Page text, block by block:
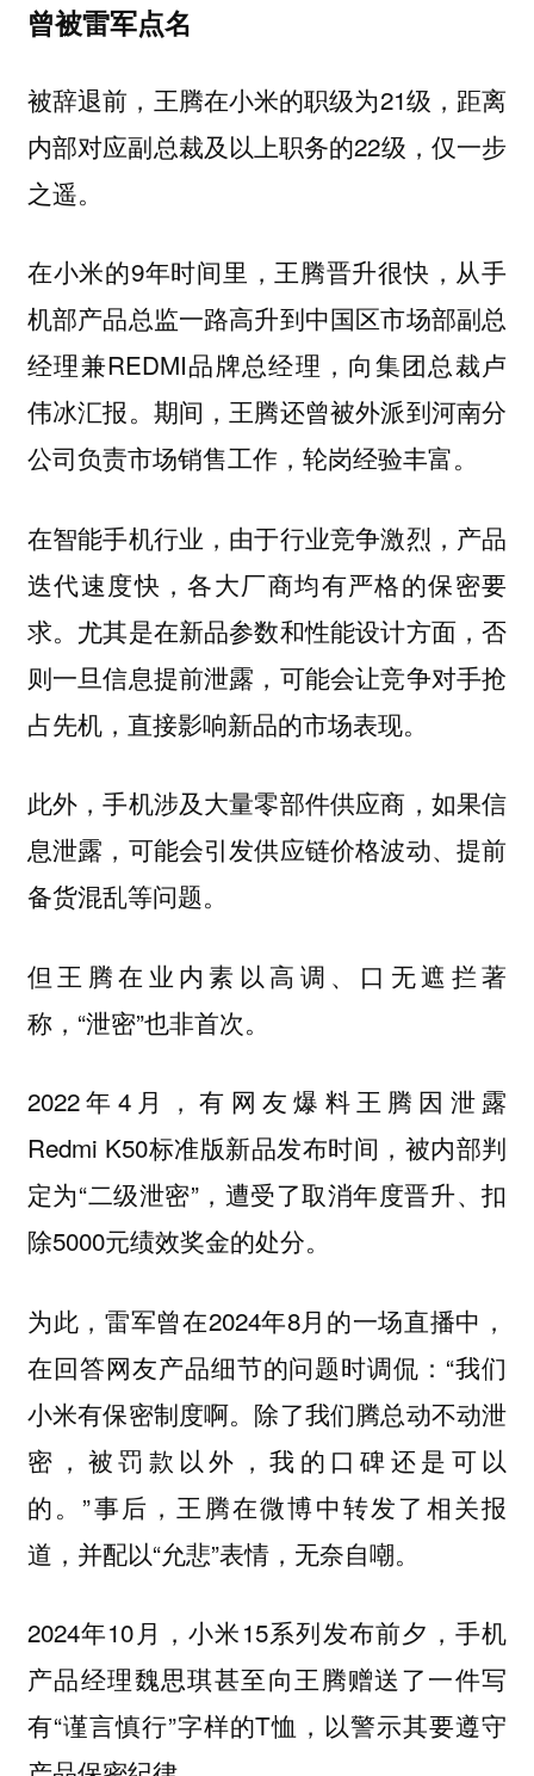
曾被雷军点名
被辞退前，王腾在小米的职级为21级，距离
内部对应副总裁及以上职务的22级，仅一步
之遥。
在小米的9年时间里，王腾晋升很快，从手
机部产品总监一路高升到中国区市场部副总
经理兼REDMI品牌总经理，向集团总裁卢
伟冰汇报。期间，王腾还曾被外派到河南分
公司负责市场销售工作，轮岗经验丰富。
在智能手机行业，由于行业竞争激烈，产品
迭代速度快，各大厂商均有严格的保密要
求。尤其是在新品参数和性能设计方面，否
则一旦信息提前泄露，可能会让竞争对手抢
占先机，直接影响新品的市场表现。
此外，手机涉及大量零部件供应商，如果信
息泄露，可能会引发供应链价格波动、提前
备货混乱等问题。
但王腾在业内素以高调、口无遮拦著
称，“泄密”也非首次。
2022年4月，有网友爆料王腾因泄露
Redmi K50标准版新品发布时间，被内部判
定为“二级泄密”，遭受了取消年度晋升、扣
除5000元绩效奖金的处分。
为此，雷军曾在2024年8月的一场直播中，
在回答网友产品细节的问题时调侃：“我们
小米有保密制度啊。除了我们腾总动不动泄
密，被罚款以外，我的口碑还是可以
的。”事后，王腾在微博中转发了相关报
道，并配以“允悲”表情，无奈自嘲。
2024年10月，小米15系列发布前夕，手机
产品经理魏思琪甚至向王腾赠送了一件写
有“谨言慎行”字样的T恤，以警示其要遵守